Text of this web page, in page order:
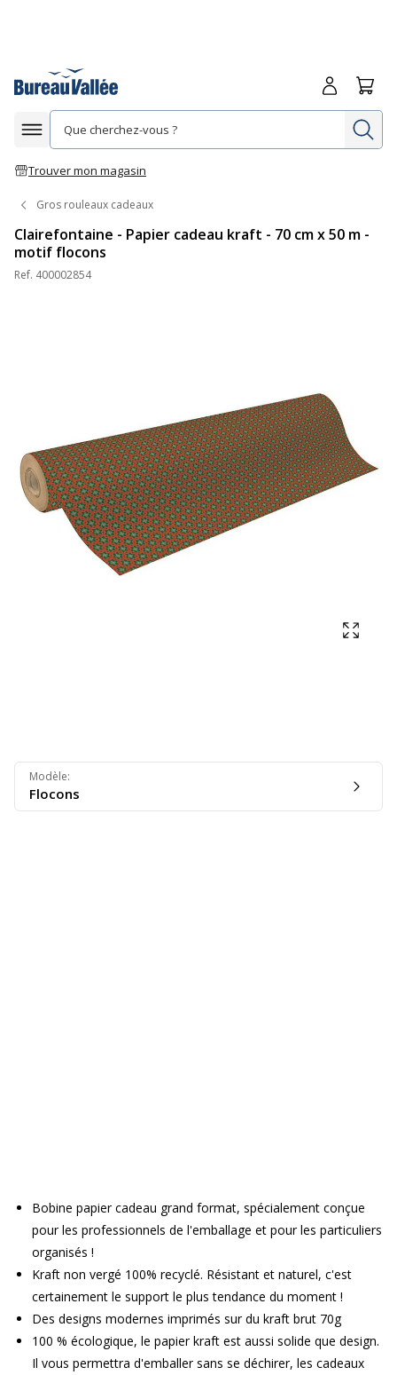
Afficher la navigation
Trouver mon magasin
Me
Gros rouleaux cadeaux
Clairefontaine - Papier cadeau kraft - 70 cm x 50 m -
motif flocons
Ref. 400002854
Modèle:
Flocons
Bobine papier cadeau grand format, spécialement conçue
pour les professionnels de l'emballage et pour les particuliers
organisés !
Kraft non vergé 100% recyclé. Résistant et naturel, c'est
certainement le support le plus tendance du moment !
Des designs modernes imprimés sur du kraft brut 70g
100 % écologique, le papier kraft est aussi solide que design.
Il vous permettra d'emballer sans se déchirer, les cadeaux